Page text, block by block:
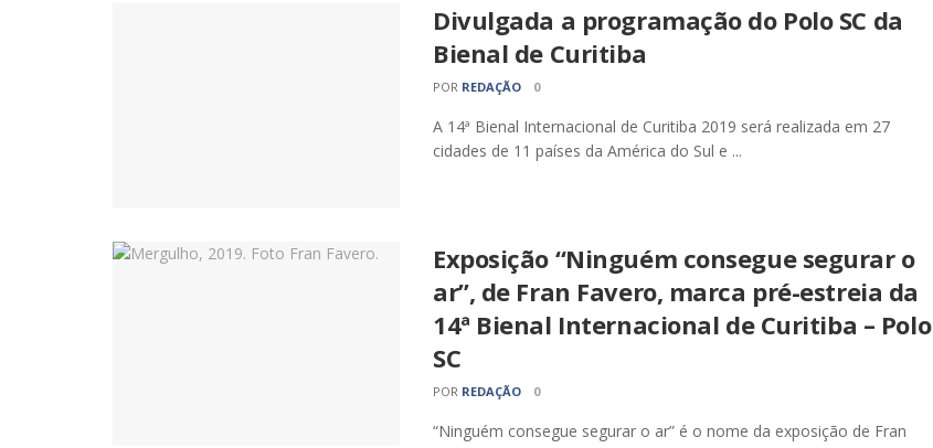
Divulgada a programação do Polo SC da
Bienal de Curitiba
POR REDAÇÃO 0
A 14ª Bienal Internacional de Curitiba 2019 será realizada em 27
cidades de 11 países da América do Sul e ...
Exposição “Ninguém consegue segurar o
ar”, de Fran Favero, marca pré-estreia da
14ª Bienal Internacional de Curitiba – Polo
SC
POR REDAÇÃO 0
“Ninguém consegue segurar o ar” é o nome da exposição de Fran